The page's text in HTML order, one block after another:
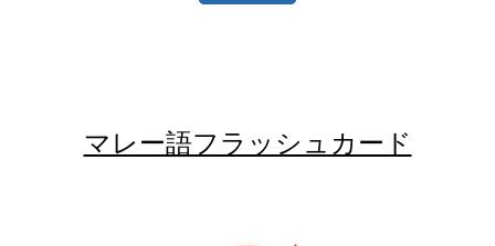
マレー語フラッシュカード